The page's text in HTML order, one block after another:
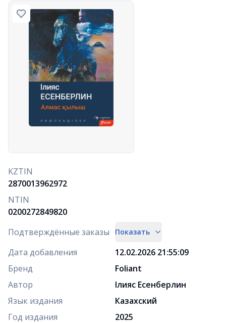
KZTIN
2870013962972
NTIN
0200272849820
Подтверждённые заказы
Показать
Дата добавления
12.02.2026 21:55:09
Бренд
Foliant
Автор
Ілияс Есенберлин
Язык издания
Казахский
Год издания
2025